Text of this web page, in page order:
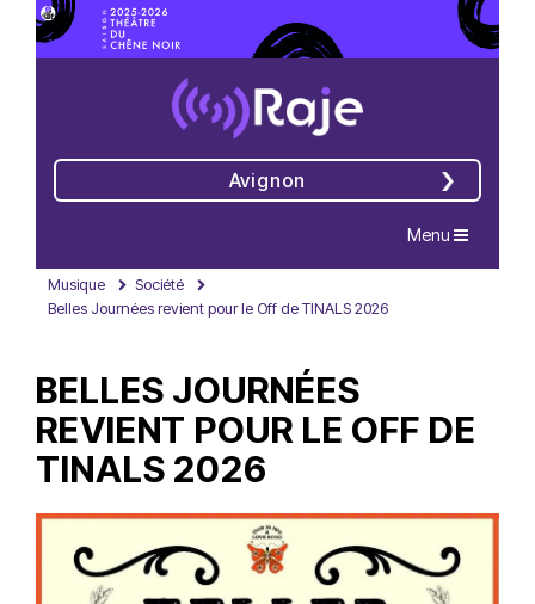
Avignon
Navigation
Menu
Musique
Société
Belles Journées revient pour le Off de TINALS 2026
BELLES JOURNÉES
REVIENT POUR LE OFF DE
TINALS 2026